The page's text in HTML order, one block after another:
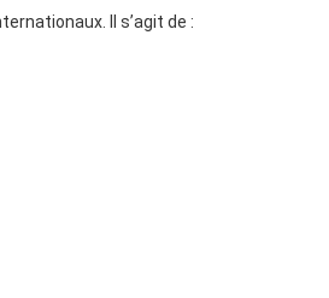
Il s’agit de :